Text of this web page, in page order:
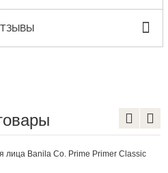
лица Banila Co. Prime Primer Classic